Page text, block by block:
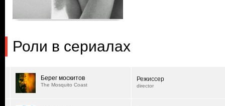
Роли в сериалах
Берег москитов
The Mosquito Coast
Режиссер
director